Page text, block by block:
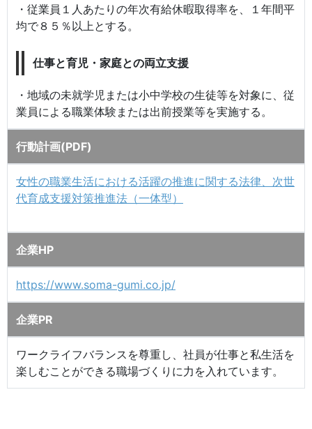
・従業員１人あたりの年次有給休暇取得率を、１年間平
均で８５％以上とする。
仕事と育児・家庭との両立支援
・地域の未就学児または小中学校の生徒等を対象に、従
業員による職業体験または出前授業等を実施する。
行動計画(PDF)
女性の職業生活における活躍の推進に関する法律、次世
代育成支援対策推進法（一体型）
企業HP
https://www.soma-gumi.co.jp/
企業PR
ワークライフバランスを尊重し、社員が仕事と私生活を
楽しむことができる職場づくりに力を入れています。